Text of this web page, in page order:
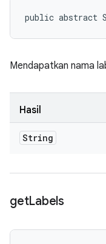
public abstract
Mendapatkan nama
Hasil
String
getLabels